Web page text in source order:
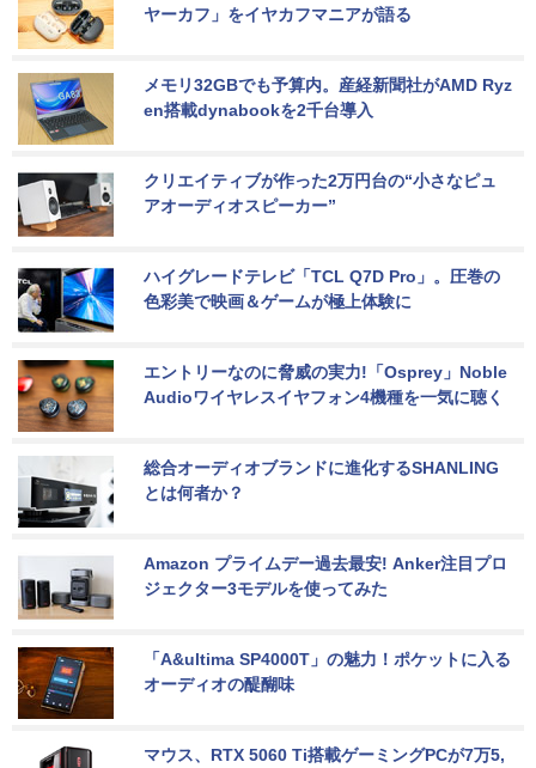
ヤーカフ」をイヤカフマニアが語る
メモリ32GBでも予算内。産経新聞社がAMD Ryz
en搭載dynabookを2千台導入
クリエイティブが作った2万円台の“小さなピュ
アオーディオスピーカー”
ハイグレードテレビ「TCL Q7D Pro」。圧巻の
色彩美で映画＆ゲームが極上体験に
エントリーなのに脅威の実力!「Osprey」Noble
Audioワイヤレスイヤフォン4機種を一気に聴く
総合オーディオブランドに進化するSHANLING
とは何者か？
Amazon プライムデー過去最安! Anker注目プロ
ジェクター3モデルを使ってみた
「A&ultima SP4000T」の魅力！ポケットに入る
オーディオの醍醐味
マウス、RTX 5060 Ti搭載ゲーミングPCが7万5,